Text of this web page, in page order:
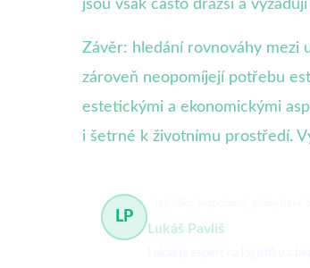
jsou však často dražší a
Závěr: hledání rovnováhy mezi
zároveň neopomíjejí potřebu
estetickými a ekonomickými
i šetrné k životnímu prostředí.
LP
Lukáš Pavliš